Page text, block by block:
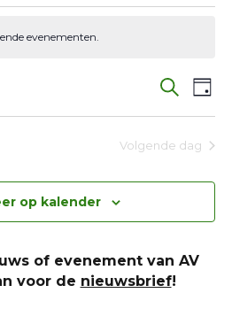
evenementen.
en
Zoeken
Dag
Volgende dag
op kalender
of evenement van AV
voor de nieuwsbrief!